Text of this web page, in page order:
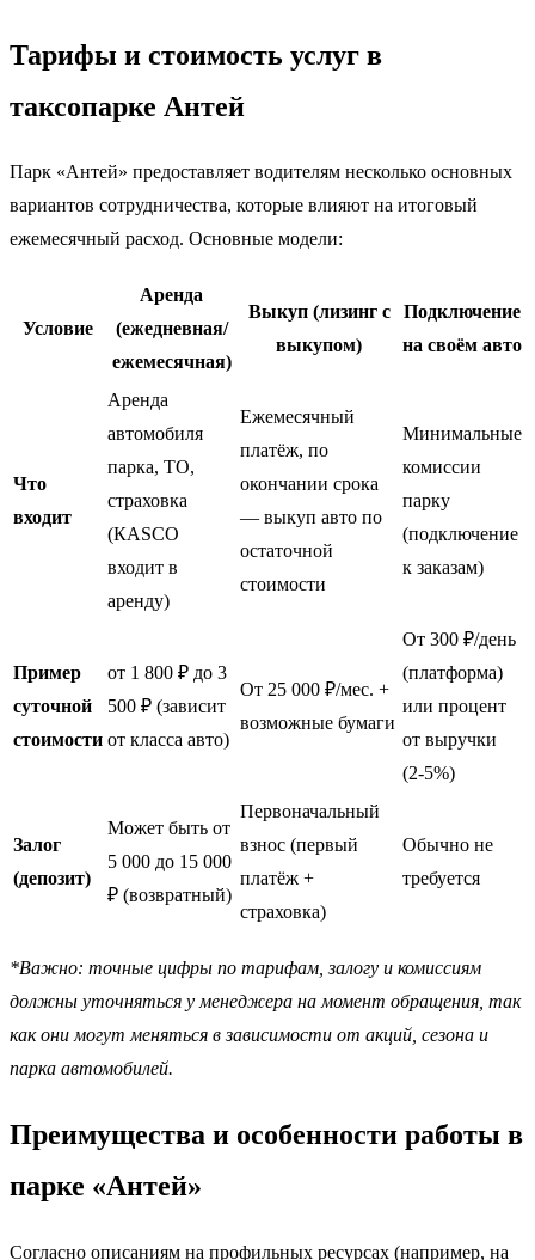
Тарифы и стоимость услуг в
таксопарке Антей
Парк «Антей» предоставляет водителям несколько основных
вариантов сотрудничества, которые влияют на итоговый
ежемесячный расход. Основные модели:
Условие
Аренда
(ежедневная/
ежемесячная)
Выкуп (лизинг с
выкупом)
Подключение
на своём авто
Что
входит
Аренда
автомобиля
парка, ТО,
страховка
(КASCO
входит в
аренду)
Ежемесячный
платёж, по
окончании срока
— выкуп авто по
остаточной
стоимости
Минимальные
комиссии
парку
(подключение
к заказам)
Пример
суточной
стоимости
от 1 800 ₽ до 3
500 ₽ (зависит
от класса авто)
От 25 000 ₽/мес. +
возможные бумаги
От 300 ₽/день
(платформа)
или процент
от выручки
(2-5%)
Залог
(депозит)
Может быть от
5 000 до 15 000
₽ (возвратный)
Первоначальный
взнос (первый
платёж +
страховка)
Обычно не
требуется
*Важно: точные цифры по тарифам, залогу и комиссиям
должны уточняться у менеджера на момент обращения, так
как они могут меняться в зависимости от акций, сезона и
парка автомобилей.
Преимущества и особенности работы в
парке «Антей»
Согласно описаниям на профильных ресурсах (например, на